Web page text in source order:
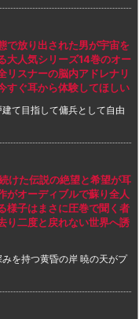
で放り出された男が宇宙を
大人気シリーズ14巻のオー
リスナーの脳内アドレナリ
すぐ耳から体験してほしい
て目指して傭兵として自由
けた伝説の絶望と希望が耳
がオーディブルで蘇り全人
様子はまさに圧巻で聞く者
り二度と戻れない世界へ誘
を持つ黄昏の岸 暁の天がプ